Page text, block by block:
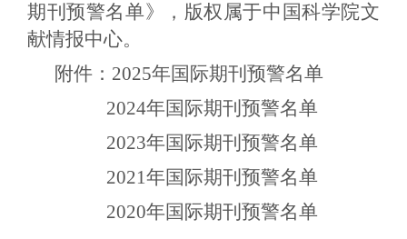
期刊预警名单》，版权属于中国科学院文
献情报中心。
附件： 2025年国际期刊预警名单
2024年国际期刊预警名单
2023年国际期刊预警名单
2021年国际期刊预警名单
2020年国际期刊预警名单